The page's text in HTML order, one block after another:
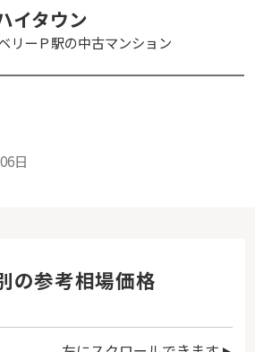
イタウン
リーＰ駅の中古マンション
日
の参考相場価格